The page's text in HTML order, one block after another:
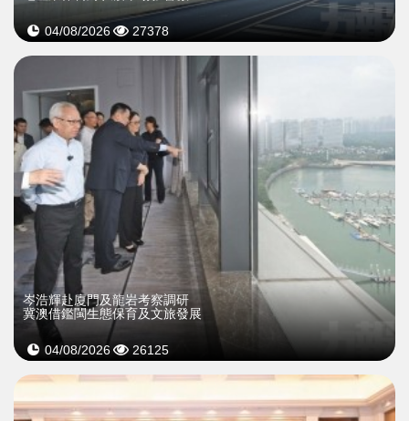
04/08/2026 27378
岑浩輝赴廈門及龍岩考察調研
冀澳借鑑閩生態保育及文旅發展
04/08/2026 26125